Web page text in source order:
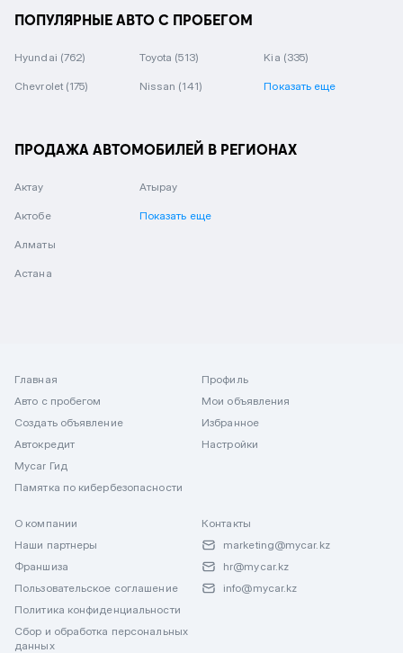
ПОПУЛЯРНЫЕ АВТО С ПРОБЕГОМ
Hyundai (762) Toyota (513) Kia (335)
Chevrolet (175) Nissan (141) Показать еще
ПРОДАЖА АВТОМОБИЛЕЙ В РЕГИОНАХ
Актау
Актобе
Алматы
Астана
Атырау
Показать еще
Главная
Авто с пробегом
Создать объявление
Автокредит
Mycar Гид
Памятка по кибербезопасности
Профиль
Мои объявления
Избранное
Настройки
О компании
Наши партнеры
Франшиза
Пользовательское соглашение
Политика конфиденциальности
Сбор и обработка персональных
данных
Контакты
marketing@mycar.kz
hr@mycar.kz
info@mycar.kz